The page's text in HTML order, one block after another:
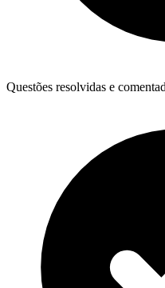
Questões resolvidas e